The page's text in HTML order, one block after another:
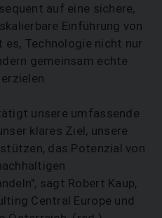
auf eine sichere,
Einführung von
es, Technologie nicht nur
gemeinsam echte
unsere umfassende
klares Ziel, unsere
das Potenzial von
sagt Robert Kaup,
Central Europe und